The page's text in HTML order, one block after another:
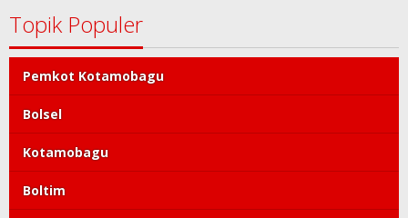
Topik Populer
Pemkot Kotamobagu
Bolsel
Kotamobagu
Boltim